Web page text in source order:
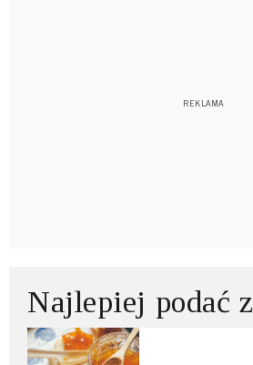
Najlepiej podać z